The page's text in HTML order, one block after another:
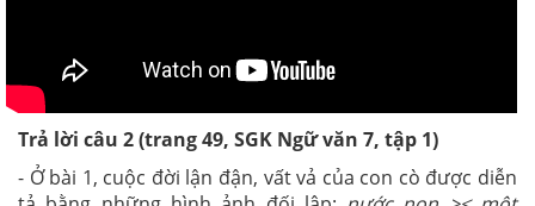
Trả lời câu 2 (trang 49, SGK Ngữ văn 7, tập 1)
- Ở bài 1, cuộc đời lận đận, vất vả của con cò được diễn